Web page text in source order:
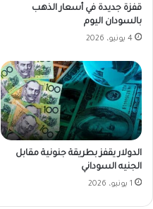
قفزة جديدة في أسعار الذهب
بالسودان اليوم
4 يونيو، 2026
الدولار يقفز بطريقة جنونية مقابل
الجنيه السوداني
1 يونيو، 2026